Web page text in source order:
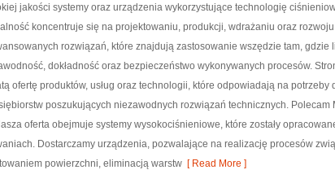
jakości systemy oraz urządzenia wykorzystujące technologię
koncentruje się na projektowaniu, produkcji, wdrażaniu oraz rozwoju
rozwiązań, które znajdują zastosowanie wszędzie tam, gdzie
dokładność oraz bezpieczeństwo wykonywanych procesów.
ofertę produktów, usług oraz technologii, które odpowiadają na potrzeby
poszukujących niezawodnych rozwiązań technicznych. Polecam
oferta obejmuje systemy wysokociśnieniowe, które zostały
Dostarczamy urządzenia, pozwalające na realizację procesów
powierzchni, eliminacją warstw [ Read More ]